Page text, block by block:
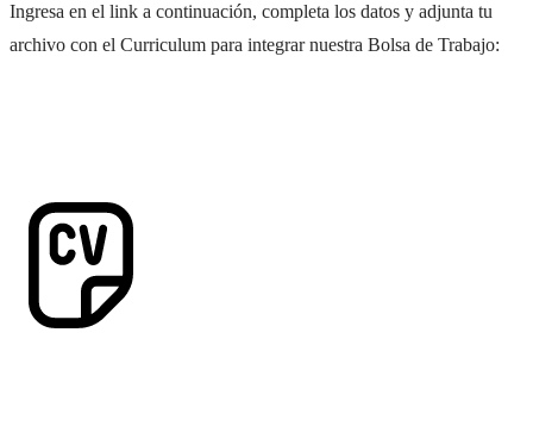
Ingresa en el link a continuación, completa los datos y adjunta tu
archivo con el Curriculum para integrar nuestra Bolsa de Trabajo: